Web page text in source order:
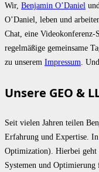
Wir, Benjamin O’Daniel und
O’Daniel, leben und
Chat, eine Videokonferenz-
regelmäßige gemeinsame
zu unserem Impressum .
Unsere GEO &
Seit vielen Jahren teilen
Erfahrung und Expertise. In
Optimization). Hierbei
Systemen und